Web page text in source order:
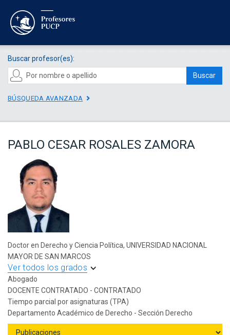
Buscar profesor(es):
Buscar
BÚSQUEDA AVANZADA
PABLO CESAR ROSALES ZAMORA
Doctor en Derecho y Ciencia Política, UNIVERSIDAD NACIONAL
MAYOR DE SAN MARCOS
Ver todos los grados
Abogado
DOCENTE CONTRATADO - CONTRATADO
Tiempo parcial por asignaturas (TPA)
Departamento Académico de Derecho - Sección Derecho